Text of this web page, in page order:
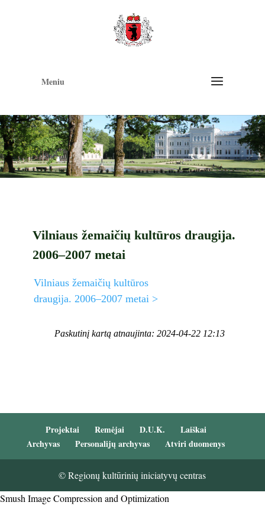
Meniu
Vilniaus žemaičių kultūros draugija.
2006–2007 metai
Vilniaus žemaičių kultūros
draugija. 2006–2007 metai >
Paskutinį kartą atnaujinta: 2024-04-22 12:13
Projektai Remėjai D.U.K.
Laiškai
Archyvas
Personalijų archyvas Atviri duomenys
© Regionų kultūrinių iniciatyvų centras
Smush Image Compression and Optimization